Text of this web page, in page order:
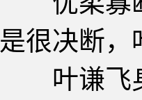
是很决断，
叶谦飞身